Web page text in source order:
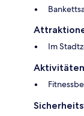
Im
Aktivitäten